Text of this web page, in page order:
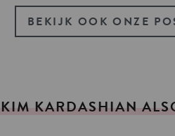
BEKIJK OOK ONZE
KIM KARDASHIAN